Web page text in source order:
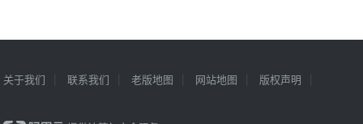
关于我们 联系我们 老版地图 网站地图 版权声明